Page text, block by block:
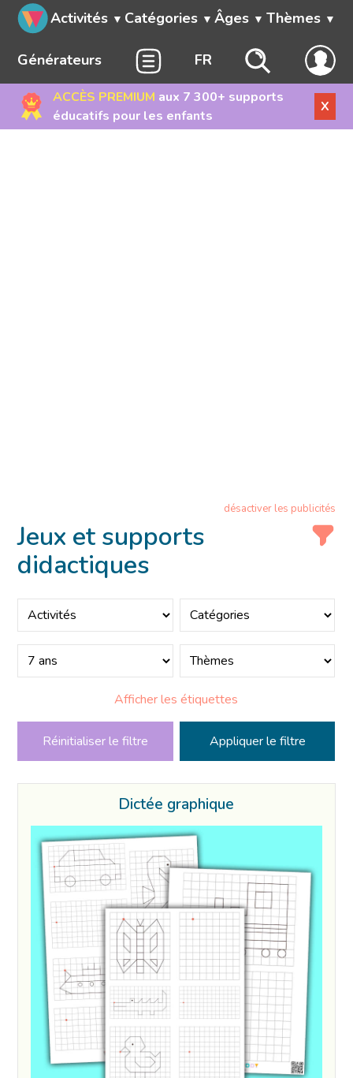
Activités Catégories Âges Thèmes
Générateurs FR
ACCÈS PREMIUM aux 7 300+ supports
éducatifs pour les enfants
X
désactiver les publicités
Jeux et supports
didactiques
Afficher les étiquettes
Réinitialiser le filtre
Dictée graphique